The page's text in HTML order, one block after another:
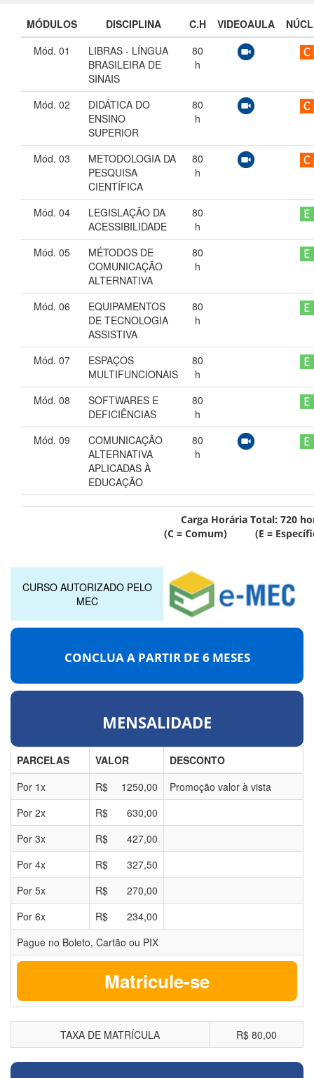
MÓDULOS DISCIPLINA C.H VIDEOAULA
Mód. 01
LIBRAS - LÍNGUA
BRASILEIRA DE
SINAIS
80
h
Mód. 02
DIDÁTICA DO
ENSINO
SUPERIOR
80
h
Mód. 03
METODOLOGIA DA
PESQUISA
CIENTÍFICA
80
h
Mód. 04
LEGISLAÇÃO DA
ACESSIBILIDADE
80
h
Mód. 05
MÉTODOS DE
COMUNICAÇÃO
ALTERNATIVA
80
h
Mód. 06
EQUIPAMENTOS
DE TECNOLOGIA
ASSISTIVA
80
h
Mód. 07
ESPAÇOS
MULTIFUNCIONAIS
80
h
Mód. 08
SOFTWARES E
DEFICIÊNCIAS
80
h
Mód. 09
COMUNICAÇÃO
ALTERNATIVA
APLICADAS À
EDUCAÇÃO
80
h
Carga Horária Total: 720
(C = Comum) (E =
CURSO AUTORIZADO PELO
MEC
CONCLUA A PARTIR DE 6 MESES
MENSALIDADE
PARCELAS VALOR
DESCONTO
Por 1x R$ 1250,00
Promoção valor à vista
Por 2x R$
630,00
Por 3x R$
427,00
Por 4x R$
327,50
Por 5x R$
270,00
Por 6x R$
234,00
Pague no Boleto, Cartão ou PIX
Matricule-se
TAXA DE MATRÍCULA R$ 80,00